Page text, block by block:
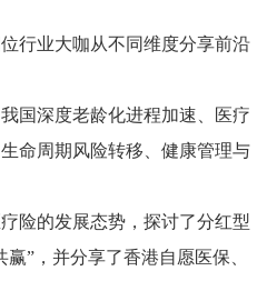
行业大咖从不同维度分享前沿
国深度老龄化进程加速、医疗
命周期风险转移、健康管理与
险的发展态势，探讨了分红型
”，并分享了香港自愿医保、